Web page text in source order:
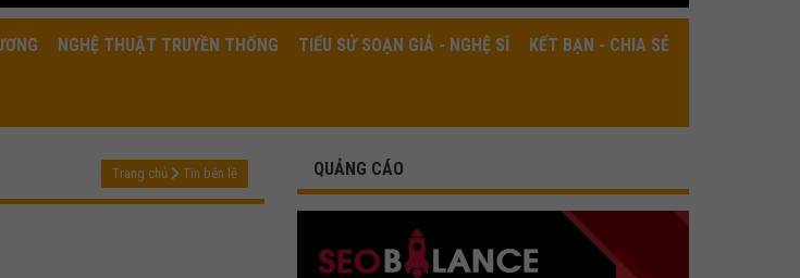
NGHỆ THUẬT TRUYỀN THỐNG TIỂU SỬ SOẠN GIẢ - NGHỆ SĨ KẾT BẠN - CHIA SẺ
Trang chủ Tin bên lề QUẢNG CÁO